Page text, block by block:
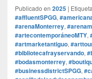
Publicado en 2025 |
#affluentSPGG,
#arenaMonterrey,
#artecontemporáneoMTY,
#artmarketantiguo,
#bibliotecafrayservando,
#bodasmonterrey,
#businessdistrictSPGG,